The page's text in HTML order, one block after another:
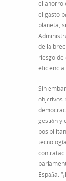
el ahorro
el gasto
planeta,
de la
riesgo de
eficiencia
Sin
objetivos
gestión y
España: